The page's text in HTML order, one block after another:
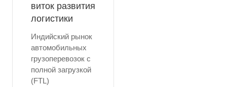
виток развития
логистики
Индийский рынок
автомобильных
грузоперевозок с
полной загрузкой
(FTL)